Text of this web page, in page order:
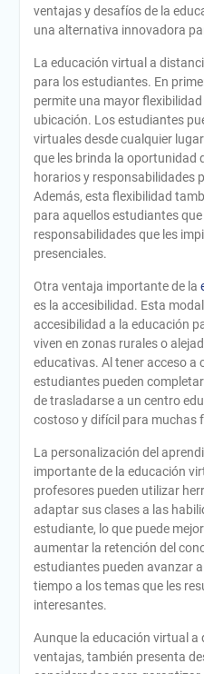
ventajas y desafíos de la
una alternativa innovadora
La educación virtual a
para los estudiantes. En
permite una mayor
ubicación. Los estudiantes
virtuales desde cualquier
que les brinda la oportunidad
horarios y responsabilidades
Además, esta flexibilidad
para aquellos estudiantes
responsabilidades que les
presenciales.
Otra ventaja importante de la
es la accesibilidad. Esta
accesibilidad a la educación
viven en zonas rurales o
educativas. Al tener acceso a
estudiantes pueden
de trasladarse a un centro
costoso y difícil para muchas
La personalización del
importante de la educación
profesores pueden utilizar
adaptar sus clases a las
estudiante, lo que puede
aumentar la retención del
estudiantes pueden avanzar
tiempo a los temas que les
interesantes.
Aunque la educación virtual
ventajas, también presenta